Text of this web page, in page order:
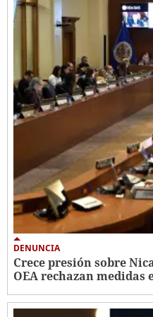
DENUNCIA
Crece presión sobre
OEA rechazan medidas